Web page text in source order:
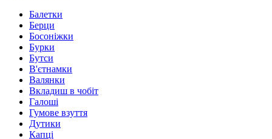
Балетки
Берци
Босоніжки
Бурки
Бутси
В'єтнамки
Валянки
Вкладиш в чобіт
Галоші
Гумове взуття
Дутики
Капці